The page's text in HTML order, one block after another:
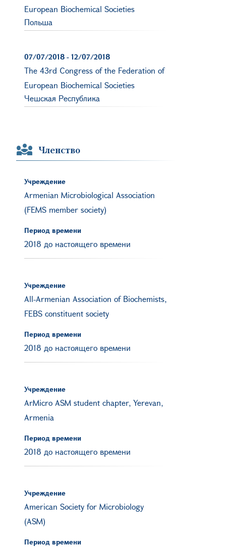
European Biochemical Societies
Польша
07/07/2018 - 12/07/2018
The 43rd Congress of the Federation of
European Biochemical Societies
Чешская Республика
Членство
Учреждение
Armenian Microbiological Association
(FEMS member society)
Период времени
2018 до настоящего времени
Учреждение
All-Armenian Association of Biochemists,
FEBS constituent society
Период времени
2018 до настоящего времени
Учреждение
ArMicro ASM student chapter, Yerevan,
Armenia
Период времени
2018 до настоящего времени
Учреждение
American Society for Microbiology
(ASM)
Период времени